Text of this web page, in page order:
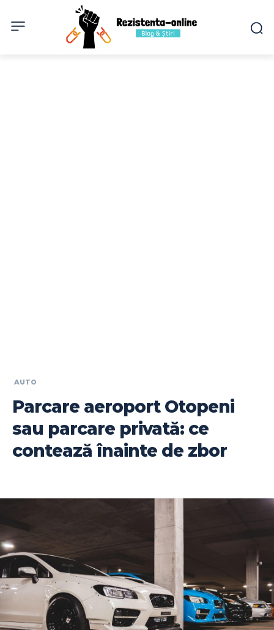
AUTO
Parcare aeroport Otopeni
sau parcare privată: ce
contează înainte de zbor